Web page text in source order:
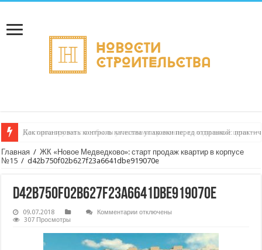
Как организовать контроль качества упаковки перед отправкой:
Доставка грузов с особыми условиями хранения: холодильные цепи —
Главная / ЖК «Новое Медведково»: старт продаж квартир в корпусе
№15 / d42b750f02b627f23a6641dbe919070e
d42b750f02b627f23a6641dbe919070e
09.07.2018 Комментариикотключены
307 Просмотры